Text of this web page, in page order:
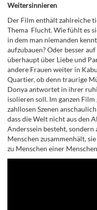
Weitersinnieren
Der Film enthält zahlreiche
Thema Flucht. Wie fühlt es
in dem man niemanden
aufzubauen? Oder besser
überhaupt über Liebe und
andere Frauen weiter in
Quartier, ob denn traurige
Donya antwortet in ihrer
isolieren soll. Im ganzen
zahllosen Szenen
dass die Welt nicht aus den
Anderssein besteht, sondern
Menschen zusammenhält,
zu Menschen einer